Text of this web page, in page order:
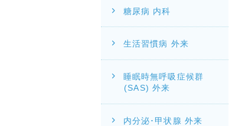
糖尿病 内科
生活習慣病 外来
睡眠時無呼吸症候群
(SAS) 外来
内分泌･甲状腺 外来